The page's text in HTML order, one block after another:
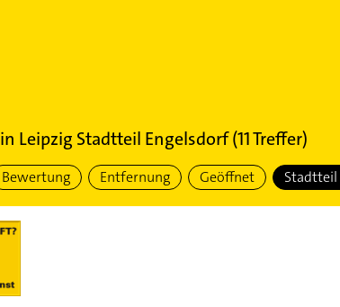
in Leipzig Stadtteil Engelsdorf(11Treffer)
Bewertung Entfernung Geöffnet Stadtteil